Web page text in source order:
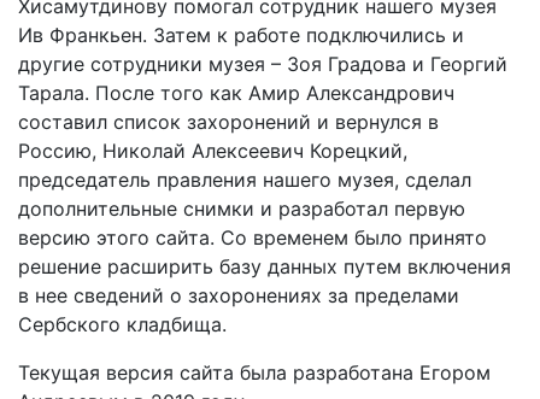
Хисамутдинову помогал сотрудник нашего музея
Ив Франкьен. Затем к работе подключились и
другие сотрудники музея – Зоя Градова и Георгий
Тарала. После того как Амир Александрович
составил список захоронений и вернулся в
Россию, Николай Алексеевич Корецкий,
председатель правления нашего музея, сделал
дополнительные снимки и разработал первую
версию этого сайта. Со временем было принято
решение расширить базу данных путем включения
в нее сведений о захоронениях за пределами
Сербского кладбища.
Текущая версия сайта была разработана Егором